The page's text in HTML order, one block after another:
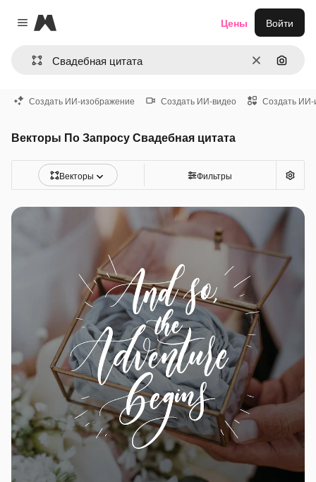
Close menu
Magnific
ОчиститьПоиск
Цены Войти
Создать ИИ-изображение Создать ИИ-видео Создать ИИ-
Векторы По Запросу Свадебная цитата
Векторы Фильтры